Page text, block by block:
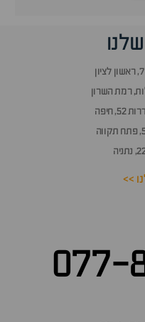
רמת השרון
חיפה
>>
077-